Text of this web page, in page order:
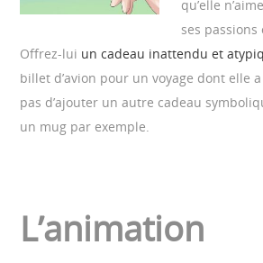
qu’elle
ses passions
Offrez-lui un cadeau inattendu et
billet d’avion pour un voyage dont elle a
pas d’ajouter un autre cadeau
un mug par exemple.
L’animation